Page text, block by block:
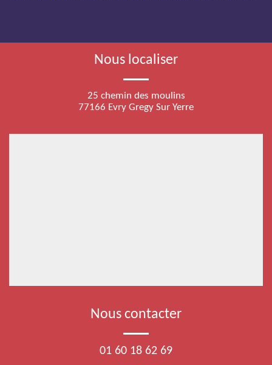
Nous localiser
25 chemin des moulins
77166 Evry Gregy Sur Yerre
Nous contacter
01 60 18 62 69